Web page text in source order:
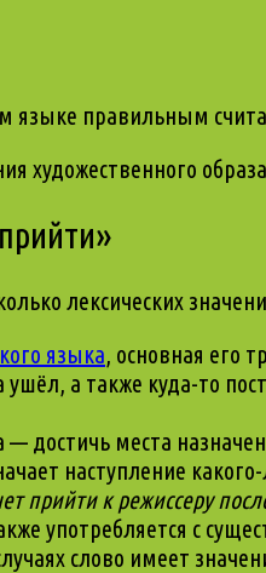
языке правильным
художественного
лексических
языка, основная его
ушёл, а также куда-то
— достичь места
наступление
прийти к режиссеру
употребляется с
слово имеет